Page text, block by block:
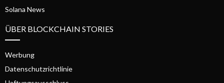
Solana News
ÜBER BLOCKCHAIN STORIES
Werbung
Datenschutzrichtlinie